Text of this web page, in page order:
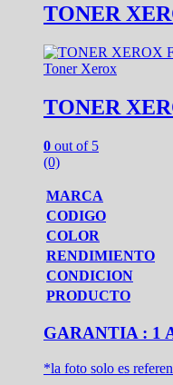
TONER
Toner Xerox
TONER
0 out of 5
(0)
MARCA
CODIGO
COLOR
RENDIMIENTO
CONDICION
PRODUCTO
GARANTIA : 1
*la foto solo es